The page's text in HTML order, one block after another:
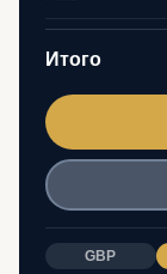
Итого
GBP